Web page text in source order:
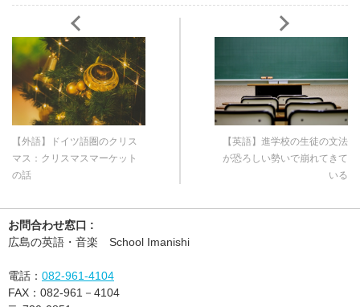
【外語】ドイツ語圏のクリス
マス：クリスマスマーケット
の話
【英語】進学校の生徒の文法
が恐ろしい勢いで崩れてきて
いる
お問合わせ窓口 :
広島の英語・音楽 School Imanishi
電話： 082-961-4104
FAX： 082-961－4104